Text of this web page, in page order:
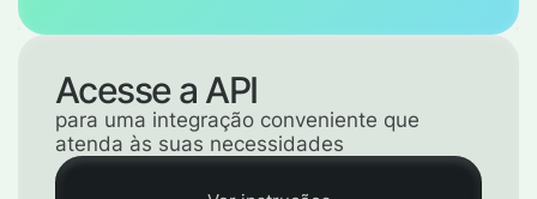
Acesse a API
para uma integração conveniente que
atenda às suas necessidades